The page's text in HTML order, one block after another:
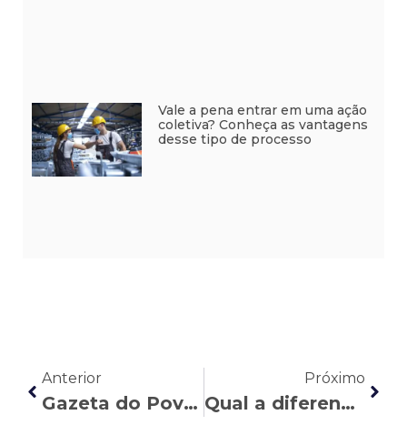
Vale a pena entrar em uma ação
coletiva? Conheça as vantagens
desse tipo de processo
Anterior
Gazeta do Povo: Nasser Allan explica o que diz a lei sobre demissão por justa causa para quem recusa a vacina contra Covid-19
Próximo
Qual a diferença entre licença e afastamento do servidor público?